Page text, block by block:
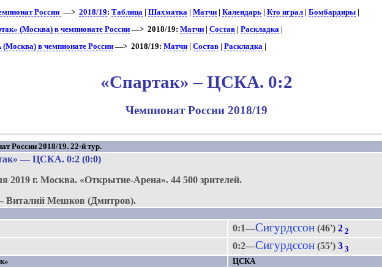
России —>2018/19:Таблица |Шахматка |Матчи |Календарь |Кто играл |Бомбардиры
(Москва) в чемпионате России —> 2018/19:Матчи |Состав |Раскладка |
в чемпионате России —> 2018/19:Матчи |Состав |Раскладка |
«Спартак» – ЦСКА. 0:2
Чемпионат России 2018/19
России 2018/19. 22-й тур.
—ЦСКА. 0:2 (0:0)
2019 г.Москва. «Открытие-Арена».44 500 зрителей.
Виталий Мешков (Дмитров).
0:1—Сигурдссон (46')2 2
0:2—Сигурдссон (55')3 3
ЦСКА